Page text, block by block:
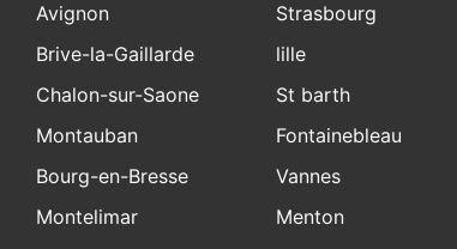
Avignon
Strasbourg
Brive-la-Gaillarde
Chalon-sur-Saone
Montauban
Bourg-en-Bresse
Montelimar
lille
St barth
Fontainebleau
Vannes
Menton